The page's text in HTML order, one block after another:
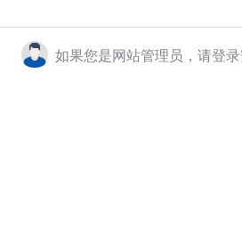
如果您是网站管理员，请登